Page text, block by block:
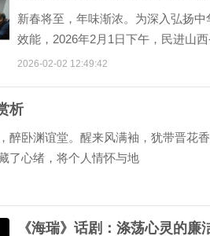
新春将至，年味渐浓。为深入弘扬
效能，2026年2月1日下午，民进山
2026-02-02 12:49:42
析
醉卧渊谊堂。醒来风满袖，犹带晋花
了心绪，将个人情怀与地
《海瑞》话剧：涤荡心灵的廉